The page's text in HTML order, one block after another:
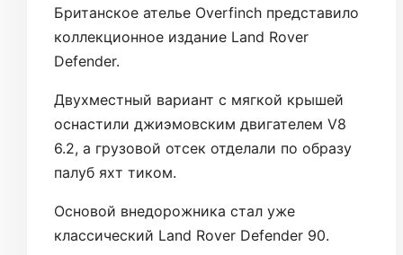
Британское ателье Overfinch представило
коллекционное издание Land Rover
Defender.
Двухместный вариант с мягкой крышей
оснастили джиэмовским двигателем V8
6.2, а грузовой отсек отделали по образу
палуб яхт тиком.
Основой внедорожника стал уже
классический Land Rover Defender 90.